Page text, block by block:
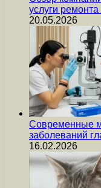
услуги ремонта
20.05.2026
Современные
заболеваний
16.02.2026